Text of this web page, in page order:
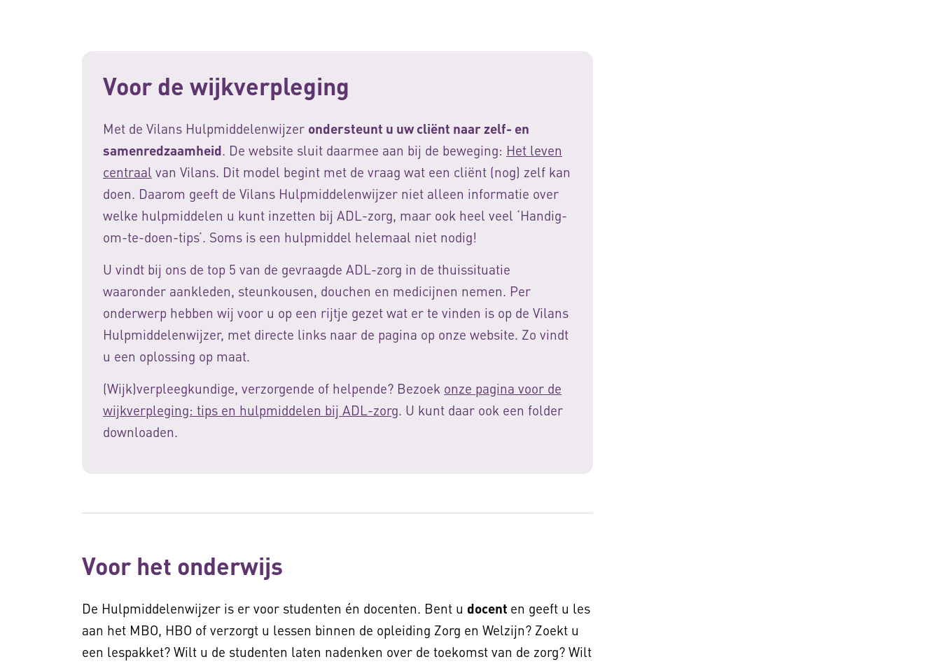
Voor de wijkverpleging
Met de Vilans Hulpmiddelenwijzer ondersteunt u uw cliënt naar zelf- en
samenredzaamheid. De website sluit daarmee aan bij de beweging: Het leven
centraal van Vilans. Dit model begint met de vraag wat een cliënt (nog) zelf kan
doen. Daarom geeft de Vilans Hulpmiddelenwijzer niet alleen informatie over
welke hulpmiddelen u kunt inzetten bij ADL-zorg, maar ook heel veel ‘Handig-
om-te-doen-tips’. Soms is een hulpmiddel helemaal niet nodig!
U vindt bij ons de top 5 van de gevraagde ADL-zorg in de thuissituatie
waaronder aankleden, steunkousen, douchen en medicijnen nemen. Per
onderwerp hebben wij voor u op een rijtje gezet wat er te vinden is op de Vilans
Hulpmiddelenwijzer, met directe links naar de pagina op onze website. Zo vindt
u een oplossing op maat.
(Wijk)verpleegkundige, verzorgende of helpende? Bezoek onze pagina voor de
wijkverpleging: tips en hulpmiddelen bij ADL-zorg. U kunt daar ook een folder
downloaden.
Voor het onderwijs
De Hulpmiddelenwijzer is er voor studenten én docenten. Bent u docent en geeft u les
aan het MBO, HBO of verzorgt u lessen binnen de opleiding Zorg en Welzijn? Zoekt u
een lespakket? Wilt u de studenten laten nadenken over de toekomst van de zorg? Wilt